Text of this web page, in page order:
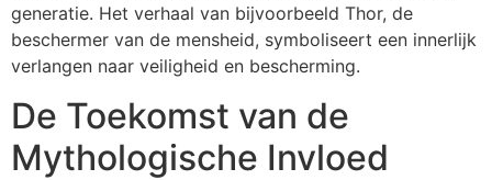
generatie. Het verhaal van bijvoorbeeld Thor, de
beschermer van de mensheid, symboliseert een innerlijk
verlangen naar veiligheid en bescherming.
De Toekomst van de
Mythologische Invloed